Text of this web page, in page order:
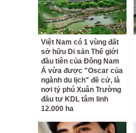
Việt Nam có 1 vùng đất
sở hữu Di sản Thế giới
đầu tiên của Đông Nam
Á vừa được "Oscar của
ngành du lịch" đề cử, là
nơi tỷ phú Xuân Trường
đầu tư KDL tâm linh
12.000 ha